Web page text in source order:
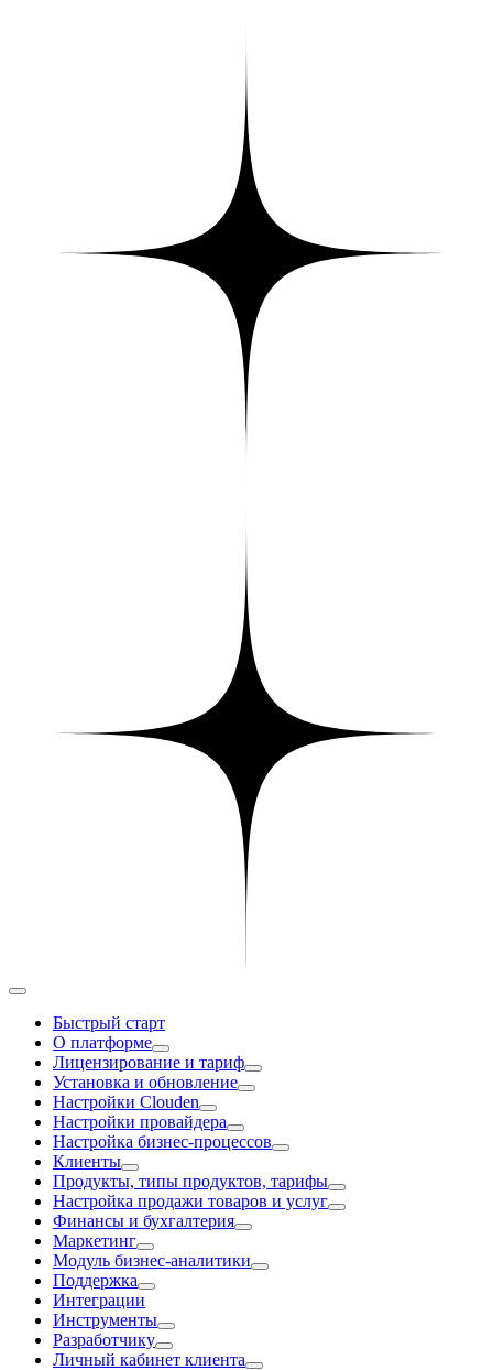
Быстрый старт
О платформе
Лицензирование и тариф
Установка и обновление
Настройки Clouden
Настройки провайдера
Настройка бизнес-процессов
Клиенты
Продукты, типы продуктов, тарифы
Настройка продажи товаров и услуг
Финансы и бухгалтерия
Маркетинг
Модуль бизнес-аналитики
Поддержка
Интеграции
Инструменты
Разработчику
Личный кабинет клиента